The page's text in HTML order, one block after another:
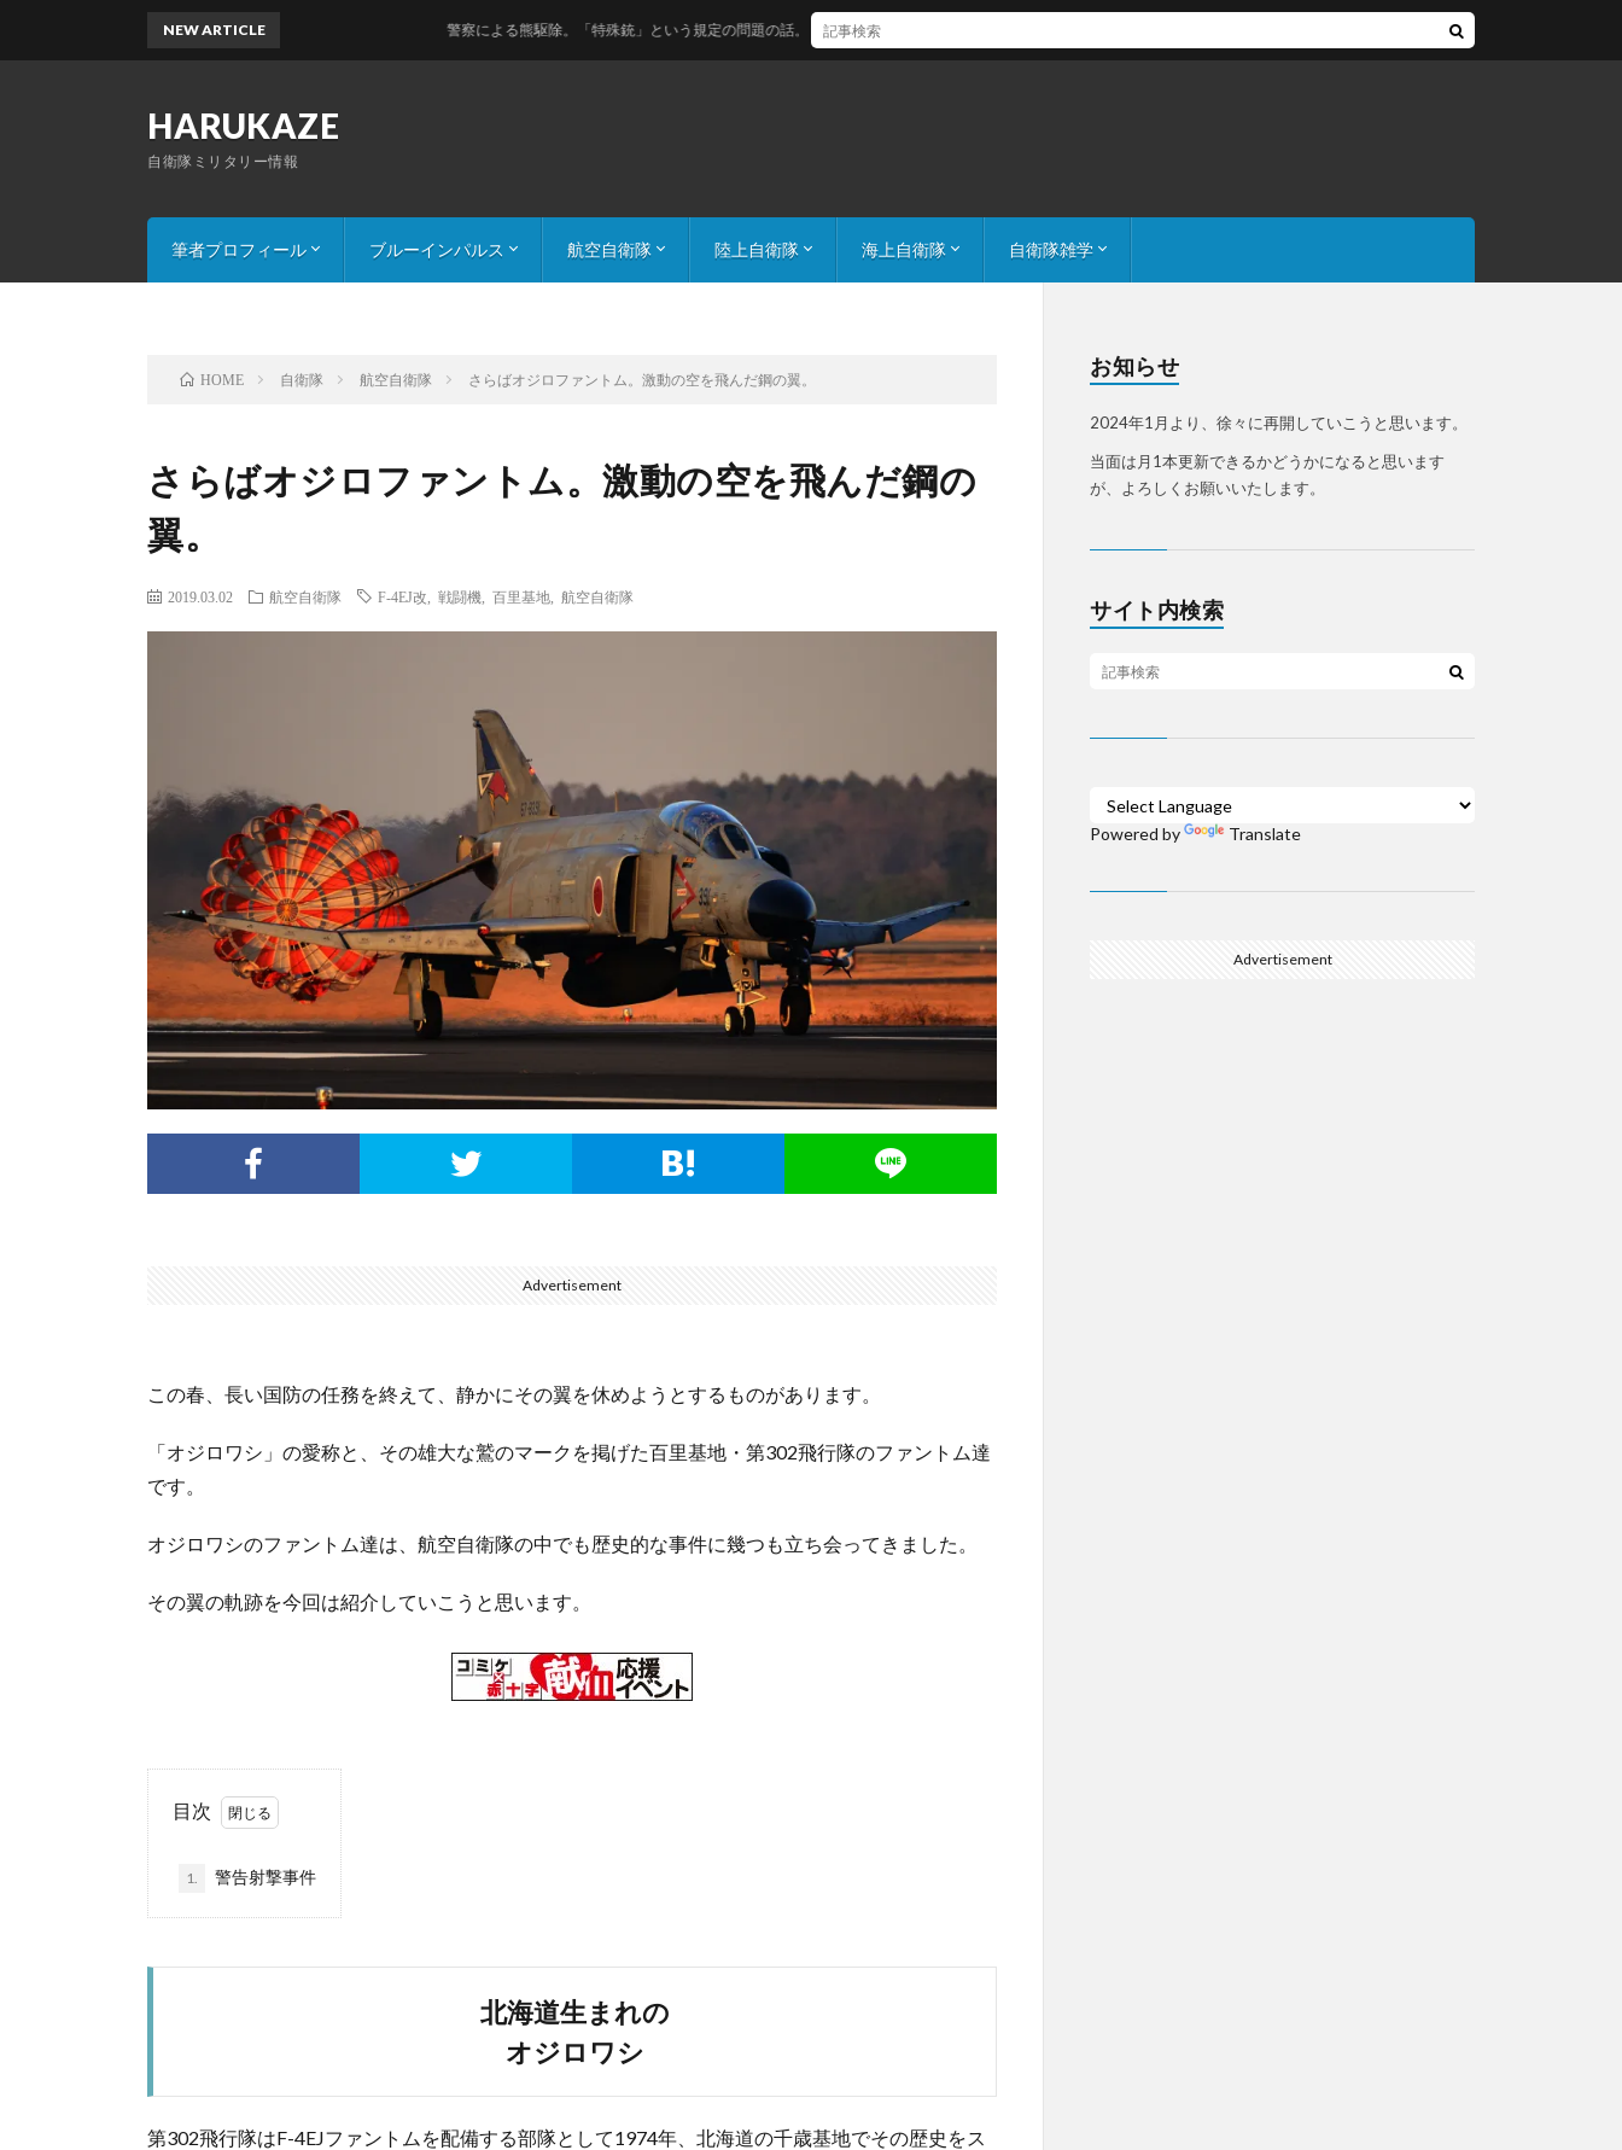
HARUKAZE
自衛隊ミリタリー情報
筆者プロフィール ブルーインパルス 航空自衛隊 陸上自衛隊 海上自衛隊 自衛隊雑学
NEW ARTICLE 警察による熊駆除。「特殊銃」という規定の問題の話。
HOME 自衛隊 航空自衛隊 さらばオジロファントム。激動の空を飛んだ鋼の翼。
さらばオジロファントム。激動の空を飛んだ鋼の
翼。
2019.03.02 航空自衛隊 F-4EJ改 戦闘機 百里基地 航空自衛隊
Advertisement
この春、長い国防の任務を終えて、静かにその翼を休めようとするものがあります。
「オジロワシ」の愛称と、その雄大な鷲のマークを掲げた百里基地・第302飛行隊のファントム達
です。
オジロワシのファントム達は、航空自衛隊の中でも歴史的な事件に幾つも立ち会ってきました。
その翼の軌跡を今回は紹介していこうと思います。
目次
1. 警告射撃事件
北海道生まれの
オジロワシ
第302飛行隊はF-4EJファントムを配備する部隊として1974年、北海道の千歳基地でその歴史をス
お知らせ
2024年1月より、徐々に再開していこうと思います。
当面は月1本更新できるかどうかになると思います
が、よろしくお願いいたします。
サイト内検索
Powered by Translate
Advertisement